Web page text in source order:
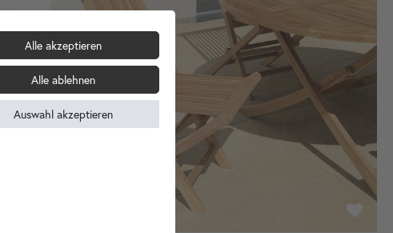
Alle akzeptieren
Alle ablehnen
Auswahl akzeptieren